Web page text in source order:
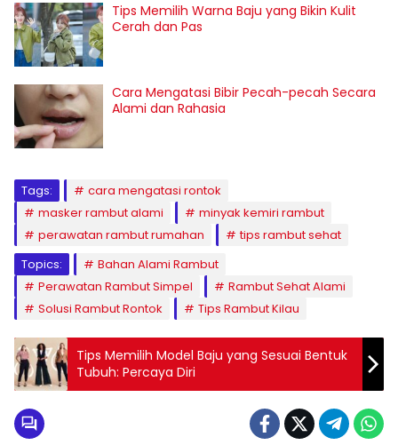
Tips Memilih Warna Baju yang Bikin Kulit
Cerah dan Pas
Cara Mengatasi Bibir Pecah-pecah Secara
Alami dan Rahasia
Tags:
cara mengatasi rontok
masker rambut alami
minyak kemiri rambut
perawatan rambut rumahan
tips rambut sehat
Topics:
Bahan Alami Rambut
Perawatan Rambut Simpel
Rambut Sehat Alami
Solusi Rambut Rontok
Tips Rambut Kilau
Tips Memilih Model Baju yang Sesuai Bentuk
Tubuh: Percaya Diri